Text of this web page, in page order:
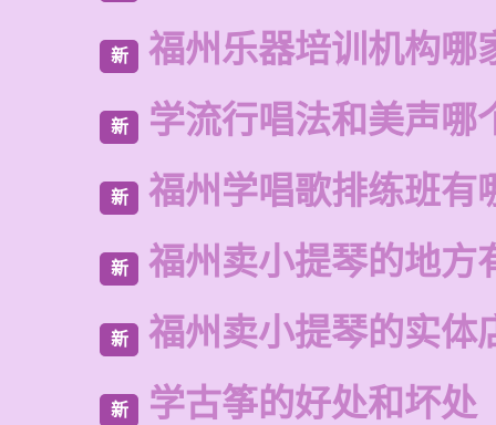
新 福州乐器培训机构哪
新 学流行唱法和美声哪
新 福州学唱歌排练班有
新 福州卖小提琴的地方
新 福州卖小提琴的实体
新 学古筝的好处和坏处